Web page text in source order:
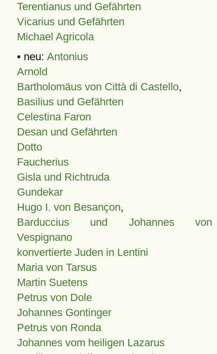
Terentianus und Gefährten
Vicarius und Gefährten
Michael Agricola
• neu: Antonius
Arnold
Bartholomäus von Città di Castello,
Basilius und Gefährten
Celestina Faron
Desan und Gefährten
Dotto
Faucherius
Gisla und Richtruda
Gundekar
Hugo I. von Besançon,
Barduccius und Johannes von
Vespignano
konvertierte Juden in Lentini
Maria von Tarsus
Martin Suetens
Petrus von Dole
Johannes Gontinger
Petrus von Ronda
Johannes vom heiligen Lazarus